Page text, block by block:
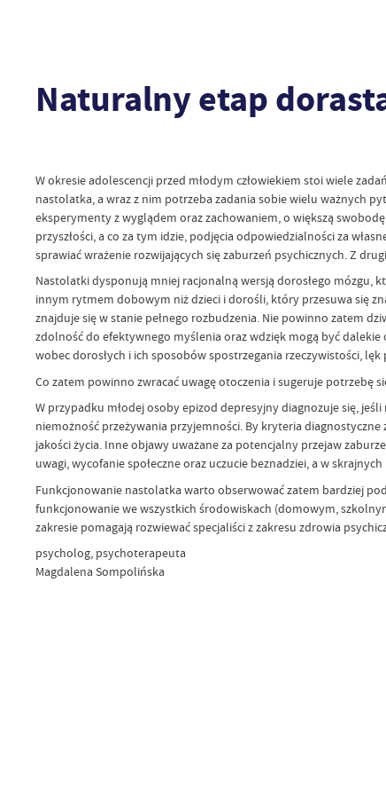
Naturalny etap
W okresie adolescencji przed młodym człowiekiem stoi wiele
nastolatka, a wraz z nim potrzeba zadania sobie wielu ważnych
eksperymenty z wyglądem oraz zachowaniem, o większą
przyszłości, a co za tym idzie, podjęcia odpowiedzialności za
sprawiać wrażenie rozwijających się zaburzeń psychicznych. Z
Nastolatki dysponują mniej racjonalną wersją dorosłego mózgu,
innym rytmem dobowym niż dzieci i dorośli, który przesuwa się
znajduje się w stanie pełnego rozbudzenia. Nie powinno zatem
zdolność do efektywnego myślenia oraz wdzięk mogą być
wobec dorosłych i ich sposobów spostrzegania rzeczywistości,
Co zatem powinno zwracać uwagę otoczenia i sugeruje potrzebę
W przypadku młodej osoby epizod depresyjny diagnozuje się,
niemożność przeżywania przyjemności. By kryteria
jakości życia. Inne objawy uważane za potencjalny przejaw
uwagi, wycofanie społeczne oraz uczucie beznadziei, a w
Funkcjonowanie nastolatka warto obserwować zatem bardziej
funkcjonowanie we wszystkich środowiskach (domowym,
zakresie pomagają rozwiewać specjaliści z zakresu zdrowia
psycholog, psychoterapeuta
Magdalena Sompolińska